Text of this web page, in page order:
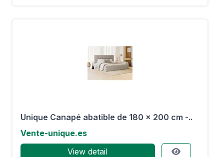
Unique Canapé abatible de 180 x 200 cm -..
Vente-unique.es
View detail